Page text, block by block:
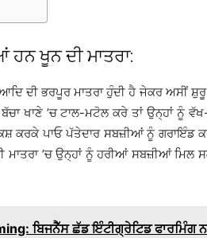
ਖੂਨ ਦੀ ਮਾਤਰਾ:
ਦੀ ਭਰਪੂਰ ਮਾਤਰਾ ਹੁੰਦੀ ਹੈ ਜੇਕਰ ਅਸੀਂ
ਬੱਚਾ ਖਾਣੇ ’ਚ ਟਾਲ-ਮਟੋਲ ਕਰੇ ਤਾਂ ਉਨ੍ਹਾਂ ਨੂੰ
ਕਰਕੇ ਪਾਓ ਪੱਤੇਦਾਰ ਸਬਜ਼ੀਆਂ ਨੂੰ ਗਰਾਇੰਡ
’ਚ ਉਨ੍ਹਾਂ ਨੂੰ ਹਰੀਆਂ ਸਬਜ਼ੀਆਂ ਮਿਲ
ਬਿਜਨੈੱਸ ਛੱਡ ਇੰਟੀਗ੍ਰੇਟਿਡ ਫਾਰਮਿੰਗ